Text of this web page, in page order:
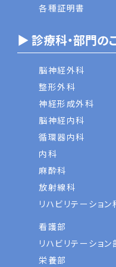
各種証明書
▶ 診療科・部門の
脳神経外科
整形外科
神経形成外科
脳神経内科
循環器内科
内科
麻酔科
放射線科
リハビリテーション
看護部
リハビリテーション
栄養部